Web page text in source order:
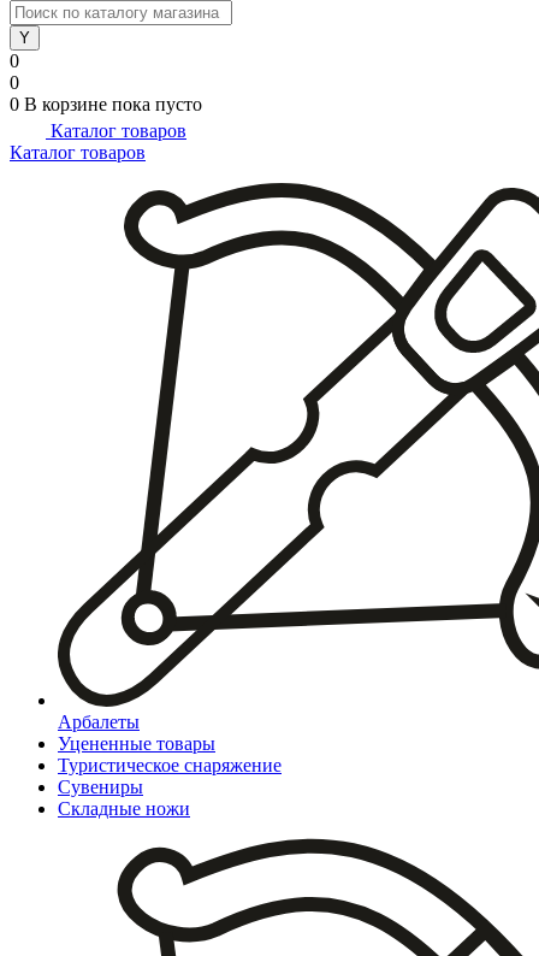
0
0
0 В корзине пока пусто
Каталог товаров
Каталог товаров
Арбалеты
Уцененные товары
Туристическое снаряжение
Сувениры
Складные ножи